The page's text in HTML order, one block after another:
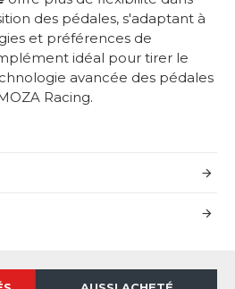
des pédales, s'adaptant à
et préférences de
idéal pour tirer le
avancée des pédales
Racing.